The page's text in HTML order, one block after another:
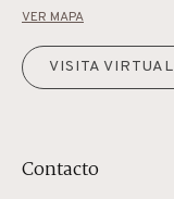
VER MAPA
VISITA VIRTUAL
Contacto